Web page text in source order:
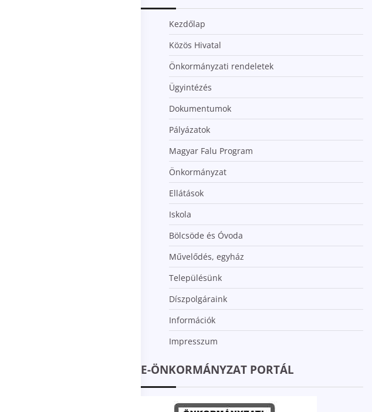
Kezdőlap
Közös Hivatal
Önkormányzati rendeletek
Ügyintézés
Dokumentumok
Pályázatok
Magyar Falu Program
Önkormányzat
Ellátások
Iskola
Bölcsöde és Óvoda
Művelődés, egyház
Településünk
Díszpolgáraink
Információk
Impresszum
E-ÖNKORMÁNYZAT PORTÁL